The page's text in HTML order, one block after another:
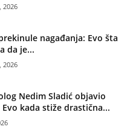
2026
nagađanja: Evo šta
da je...
2026
Nedim Sladić objavio
kada stiže drastična...